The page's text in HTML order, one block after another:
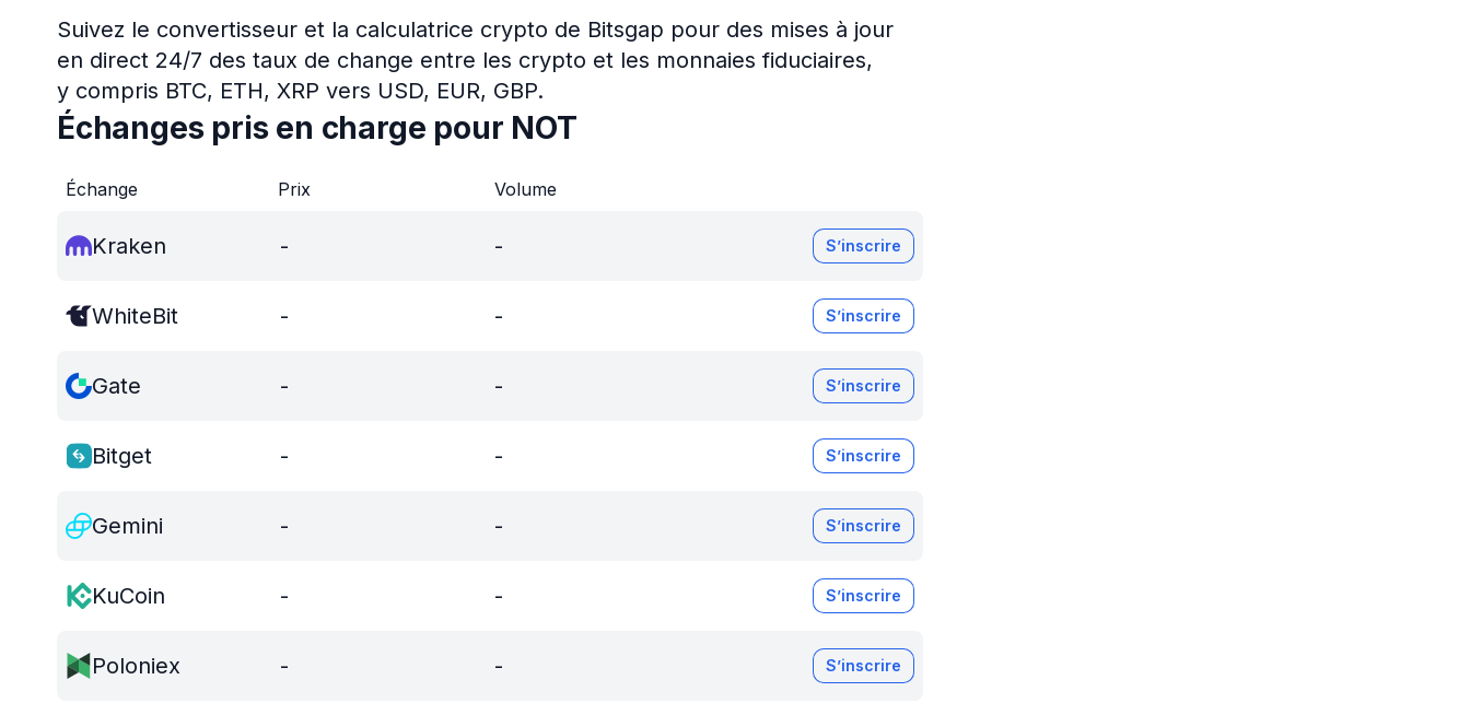
Suivez le convertisseur et la calculatrice crypto de Bitsgap pour des mises à jour
en direct 24/7 des taux de change entre les crypto et les monnaies fiduciaires,
y compris BTC, ETH, XRP vers USD, EUR, GBP.
Échanges pris en charge pour NOT
Échange Prix Volume
Kraken - - S’inscrire
WhiteBit - - S’inscrire
Gate - - S’inscrire
Bitget - - S’inscrire
Gemini - - S’inscrire
KuCoin - - S’inscrire
Poloniex - - S’inscrire